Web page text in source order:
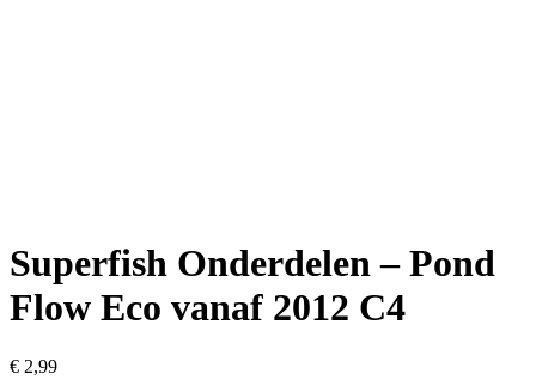
Superfish Onderdelen – Pond
Flow Eco vanaf 2012 C4
€ 2,99